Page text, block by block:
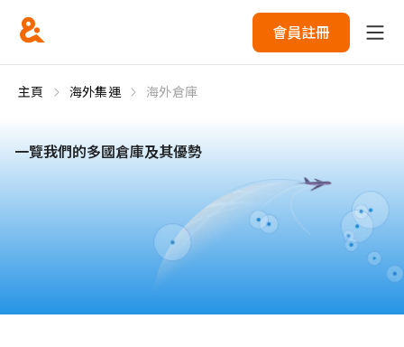
會員註冊
主頁 海外集運 海外倉庫
一覽我們的多國倉庫及其優勢